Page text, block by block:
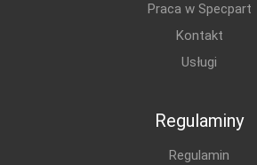
Praca w Specpart
Kontakt
Usługi
Regulaminy
Regulamin